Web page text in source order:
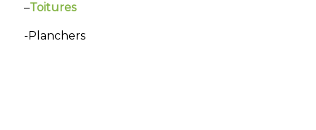
–Toitures
-Planchers